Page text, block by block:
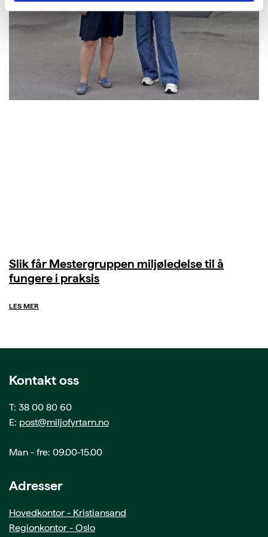
Slik får Mestergruppen miljøledelse til å
fungere i praksis
LES MER
Kontakt oss
T: 38 00 80 60
E: post@miljofyrtarn.no
Man - fre: 09.00-15.00
Adresser
Hovedkontor - Kristiansand
Regionkontor - Oslo